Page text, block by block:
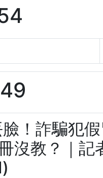
！詐騙犯
沒教？｜記